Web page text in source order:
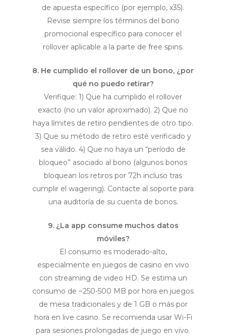
de apuesta específico (por ejemplo, x35).
Revise siempre los términos del bono
promocional específico para conocer el
rollover aplicable a la parte de free spins.
8. He cumplido el rollover de un bono, ¿por
qué no puedo retirar?
Verifique: 1) Que ha cumplido el rollover
exacto (no un valor aproximado). 2) Que no
haya límites de retiro pendientes de otro tipo.
3) Que su método de retiro esté verificado y
sea válido. 4) Que no haya un “período de
bloqueo” asociado al bono (algunos bonos
bloquean los retiros por 72h incluso tras
cumplir el wagering). Contacte al soporte para
una auditoría de su cuenta de bonos.
9. ¿La app consume muchos datos
móviles?
El consumo es moderado-alto,
especialmente en juegos de casino en vivo
con streaming de video HD. Se estima un
consumo de ~250-500 MB por hora en juegos
de mesa tradicionales y de 1 GB o más por
hora en live casino. Se recomienda usar Wi-Fi
para sesiones prolongadas de juego en vivo.